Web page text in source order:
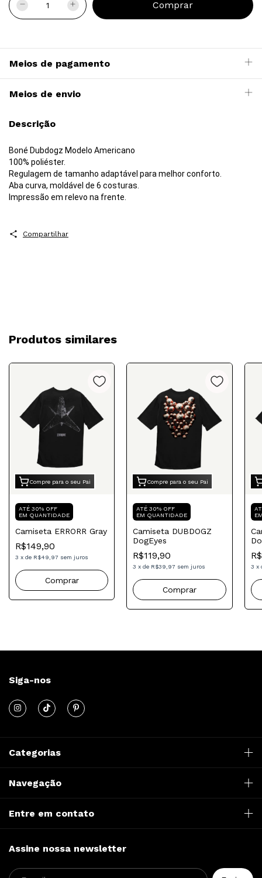
Meios de pagamento
Meios de envio
Descrição
Boné Dubdogz Modelo Americano
100% poliéster.
Regulagem de tamanho adaptável para melhor conforto.
Aba curva, moldável de 6 costuras.
Impressão em relevo na frente.
Compartilhar
Produtos similares
Compre para o seu Pai
ATÉ 30% OFF
EM QUANTIDADE
Camiseta ERRORR Gray
R$149,90
3 x de R$49,97 sem juros
Comprar
Compre para o seu Pai
ATÉ 30% OFF
EM QUANTIDADE
Camiseta DUBDOGZ
DogEyes
R$119,90
3 xde R$39,97 sem juros
Comprar
3 x
Siga-nos
Categorias
Navegação
Entre em contato
Assine nossa newsletter